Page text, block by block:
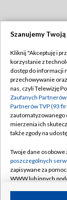
Abonament
Emisja w TVP
Centrum
Naziemna
Rada
System NOS
Informacje o
Szanujemy
Kliknij "Akceptuję i
korzystanie z
dostęp do informacji
przechowywanie
nas, czyli Telewizję
Zaufanych
Partnerów TVP (93
zautomatyzowanego
mierzenia ich
także zgody na
Twoje dane osobowe
poszczególnych
zapisywane za
WWW lub innych